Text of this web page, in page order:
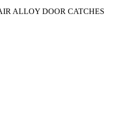
ALLOY DOOR CATCHES